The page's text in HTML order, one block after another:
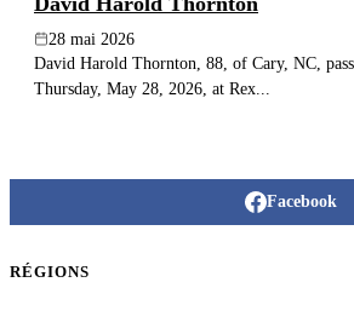
28 mai 2026
David Harold Thornton, 88, of Cary, NC,
Thursday, May 28, 2026, at Rex...
Facebook
RÉGIONS